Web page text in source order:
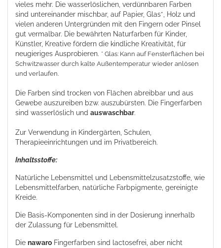
vieles mehr. Die wasserlöslichen, verdünnbaren Farben
sind untereinander mischbar, auf Papier, Glas*, Holz und
vielen anderen Untergründen mit den Fingern oder Pinsel
gut vermalbar. Die bewährten Naturfarben für Kinder,
Künstler, Kreative fördern die kindliche Kreativität, für
neugieriges Ausprobieren. * Glas: Kann auf Fensterflächen bei
Schwitzwasser durch kalte Außentemperatur wieder anlösen
und verlaufen.
Die Farben sind trocken von Flächen abreibbar und aus
Gewebe auszureiben bzw. auszubürsten. Die Fingerfarben
sind wasserlöslich und auswaschbar.
Zur Verwendung in Kindergärten, Schulen,
Therapieeinrichtungen und im Privatbereich.
Inhaltsstoffe:
Natürliche Lebensmittel und Lebensmittelzusatzstoffe, wie
Lebensmittelfarben, natürliche Farbpigmente, gereinigte
Kreide.
Die Basis-Komponenten sind in der Dosierung innerhalb
der Zulassung für Lebensmittel.
Die nawaro Fingerfarben sind lactosefrei, aber nicht